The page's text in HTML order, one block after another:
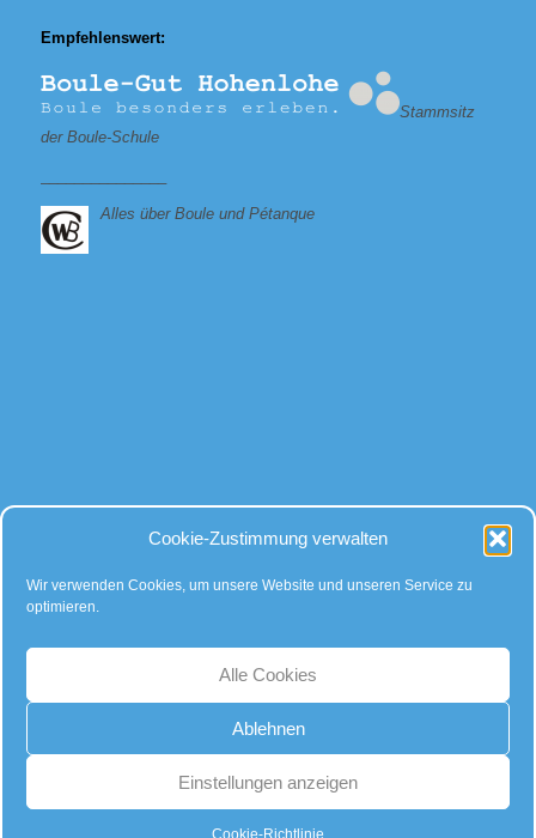
Cookie-Zustimmung verwalten
Wir verwenden Cookies, um unsere Website und unseren Service zu
optimieren.
Alle Cookies
Ablehnen
Einstellungen anzeigen
Cookie-Richtlinie
Empfehlenswert:
Stammsitz
der Boule-Schule
Alles über Boule und Pétanque
rund um Kugeln und Zubehör, gibt es für uns nur eine Antwort:
Kompetente Beratung – faire Preise!